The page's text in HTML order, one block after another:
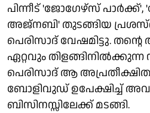
പിന്നീട് 'ജോഗേഴ്സ്
അജ്നബി' തുടങ്ങിയ
പെരിസാദ് വേഷമിട്ടു.
ഏറ്റവും
പെരിസാദ് ആ
ബോളിവുഡ് ഉപേക്ഷിച്ച്
ബിസിനസ്സിലേക്ക് മടങ്ങി.